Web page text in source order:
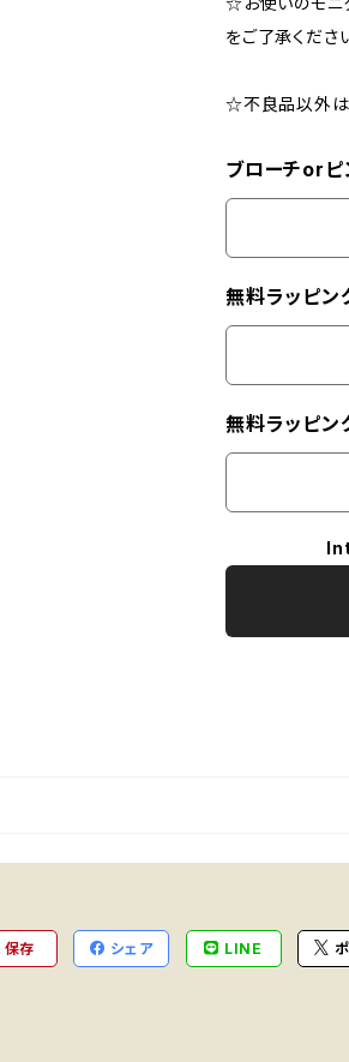
をご了承くださ
☆不良品以外は
ブローチorピ
無料ラッピン
無料ラッピ
保存 シェア LINE